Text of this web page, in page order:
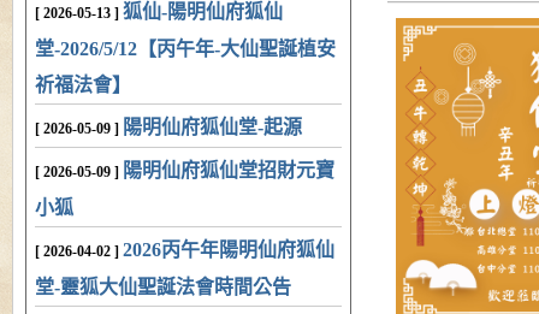
[ 2026-05-13 ] 狐仙-陽明仙府狐仙
堂-2026/5/12【丙午年-大仙聖誕植安
祈福法會】
[ 2026-05-09 ] 陽明仙府狐仙堂-起源
[ 2026-05-09 ] 陽明仙府狐仙堂招財元寶
小狐
[ 2026-04-02 ] 2026丙午年陽明仙府狐仙
堂-靈狐大仙聖誕法會時間公告